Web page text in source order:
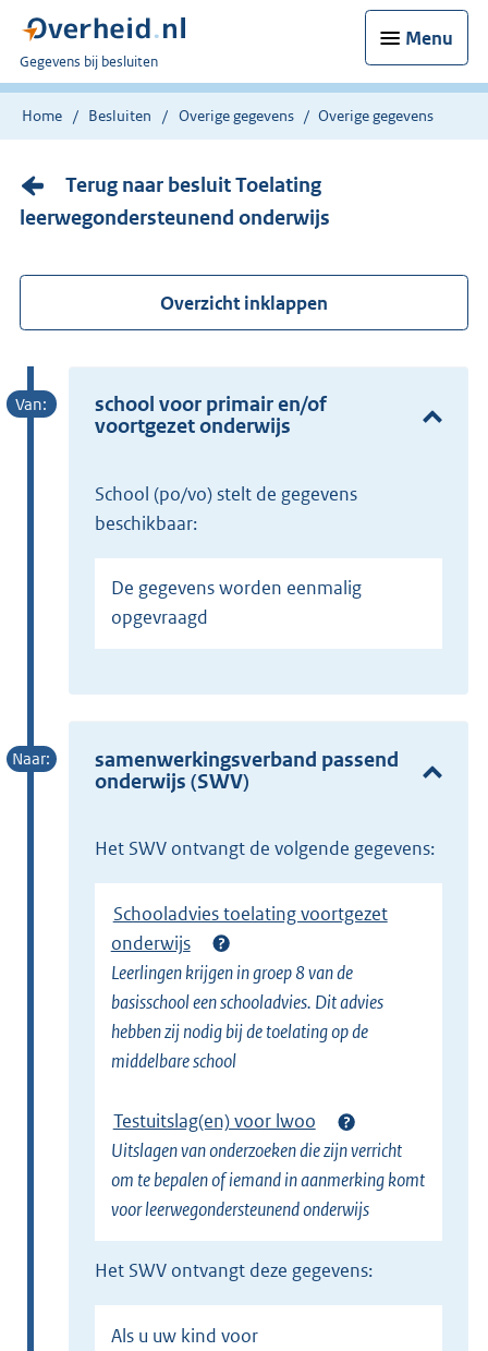
Menu
U
bent
nu
Gegevens bij besluiten
Home Besluiten Overige gegevens Overige gegevens
Terug naar besluit Toelating
leerwegondersteunend onderwijs
Overzicht inklappen
school voor primair en/of
voortgezet onderwijs
school (po/vo) stelt de gegevens
beschikbaar:
De gegevens worden eenmalig
opgevraagd
samenwerkingsverband passend
onderwijs (SWV)
Het SWV ontvangt de volgende gegevens:
Schooladvies toelating voortgezet
onderwijs
Leerlingen krijgen in groep 8 van de
basisschool een schooladvies. Dit advies
hebben zij nodig bij de toelating op de
middelbare school
Testuitslag(en) voor lwoo
Uitslagen van onderzoeken die zijn verricht
om te bepalen of iemand in aanmerking komt
voor leerwegondersteunend onderwijs
Het SWV ontvangt deze gegevens:
Als u uw kind voor